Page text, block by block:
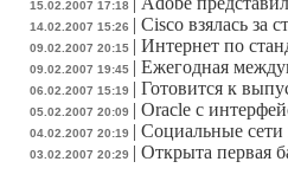
15.02.2007 17:18
14.02.2007 15:26 | Cisco взялась за
09.02.2007 20:15 | Интернет по
09.02.2007 19:45 | Ежегодная
06.02.2007 15:19 | Готовится к
05.02.2007 20:09 | Oracle с
04.02.2007 20:19 | Социальные
03.02.2007 20:29 | Открыта первая